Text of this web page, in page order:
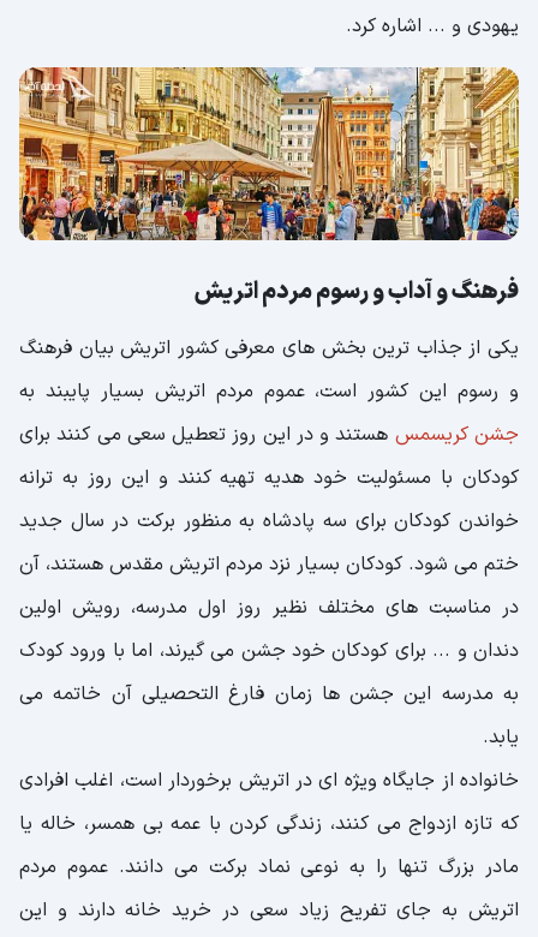
یهودی و ... اشاره کرد.
فرهنگ و آداب‌ و رسوم مردم اتریش
یکی از جذاب ترین بخش های معرفی کشور اتریش بیان فرهنگ
و رسوم این کشور است، عموم مردم اتریش بسیار پایبند به
جشن کریسمس هستند و در این روز تعطیل سعی می کنند برای
کودکان با مسئولیت خود هدیه تهیه کنند و این روز به ترانه
خواندن کودکان برای سه پادشاه به منظور برکت در سال جدید
ختم می شود. کودکان بسیار نزد مردم اتریش مقدس هستند، آن
در مناسبت های مختلف نظیر روز اول مدرسه، رویش اولین
دندان و ... برای کودکان خود جشن می گیرند، اما با ورود کودک
به مدرسه این جشن ها زمان فارغ التحصیلی آن خاتمه می
یابد.
خانواده از جایگاه ویژه ای در اتریش برخوردار است، اغلب افرادی
که تازه ازدواج می کنند، زندگی کردن با عمه بی همسر، خاله یا
مادر بزرگ تنها را به نوعی نماد برکت می دانند. عموم مردم
اتریش به جای تفریح زیاد سعی در خرید خانه دارند و این